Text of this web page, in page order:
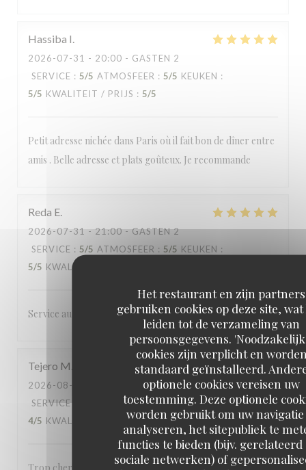
Het restaurant en zijn partners
gebruiken cookies op deze site,
leiden tot de verzameling van
persoonsgegevens.
cookies zijn verplicht en
standaard geïnstalleerd.
optionele cookies vereisen uw
toestemming. Deze optionele
worden gebruikt om uw
analyseren, het sitepubliek te
functies te bieden (bijv. gerelateerd
sociale netwerken) of
Hassiba I
2026-07-31 - 20:00 - GASTEN 2
SERVICE : 5/5 ATMOSFEER : 5/5 KEUKEN :
5/5 KWALITEIT / PRIJS : 5/5
Petit adresse nichée dans Paris où il fait bon de dîner entre
amis . Belle adresse et plats goûteux. Je recommande
Reda E
2026-07-31- 21:00 - GASTEN 2
SERVICE : 5/5 ATMOSFEER : 5/5 KEUKEN :
5/5 KWALITEIT / PRIJS
Service au petits soins, cadre/décor exceptionnel.
Tejero M
2026-08-01
- 19:30 - GASTEN 2
SERVICE: ATMOSFEER: 5/5 KEUKEN:
4/5 KWALITEIT / PRIJS: 3/5